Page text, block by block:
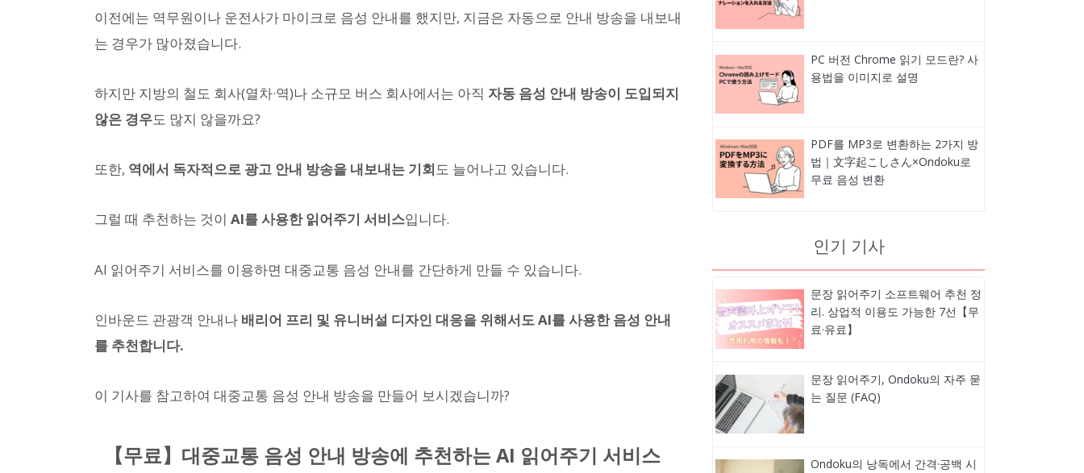
이전에는 역무원이나 운전사가 마이크로 음성 안내를 했지만, 지금은 자동으로 안내 방송을 내보내
는 경우가 많아졌습니다.
하지만 지방의 철도 회사(열차·역)나 소규모 버스 회사에서는 아직 자동 음성 안내 방송이 도입되지
않은 경우도 많지 않을까요?
또한, 역에서 독자적으로 광고 안내 방송을 내보내는 기회도 늘어나고 있습니다.
그럴 때 추천하는 것이 AI를 사용한 읽어주기 서비스입니다.
AI 읽어주기 서비스를 이용하면 대중교통 음성 안내를 간단하게 만들 수 있습니다.
인바운드 관광객 안내나 배리어 프리 및 유니버설 디자인 대응을 위해서도 AI를 사용한 음성 안내
를 추천합니다.
이 기사를 참고하여 대중교통 음성 안내 방송을 만들어 보시겠습니까?
【무료】대중교통 음성 안내 방송에 추천하는 AI 읽어주기 서비스
PC 버전 Chrome 읽기 모드란? 사
용법을 이미지로 설명
PDF를 MP3로 변환하는 2가지 방
법｜文字起こしさん×Ondoku로
무료 음성 변환
인기 기사
문장 읽어주기 소프트웨어 추천 정
리. 상업적 이용도 가능한 7선【무
료·유료】
문장 읽어주기, Ondoku의 자주 묻
는 질문 (FAQ)
Ondoku의 낭독에서 간격·공백 시